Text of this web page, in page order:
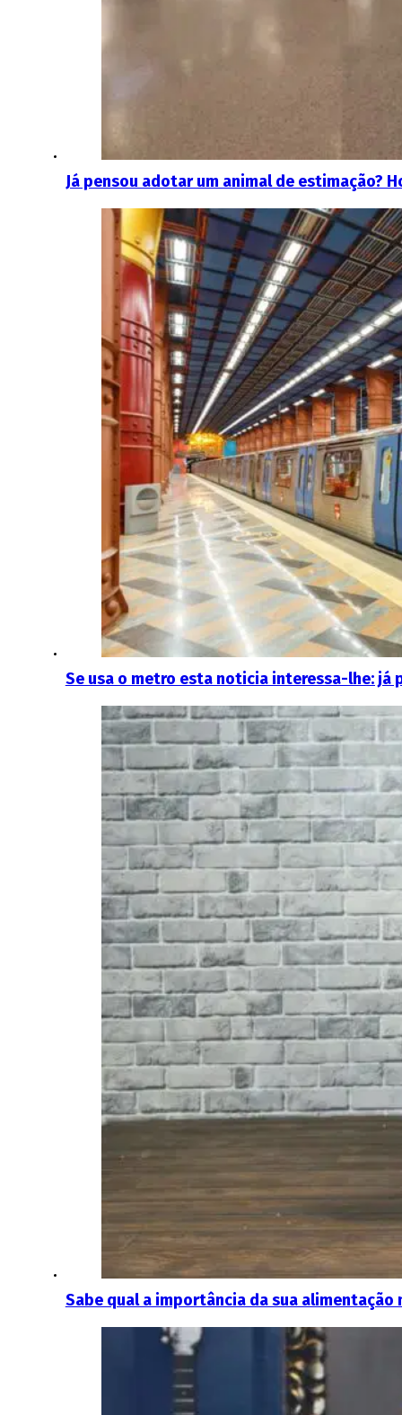
Já pensou adotar um animal de estimação?
Se usa o metro esta noticia interessa-lhe:
Sabe qual a importância da sua alimentação